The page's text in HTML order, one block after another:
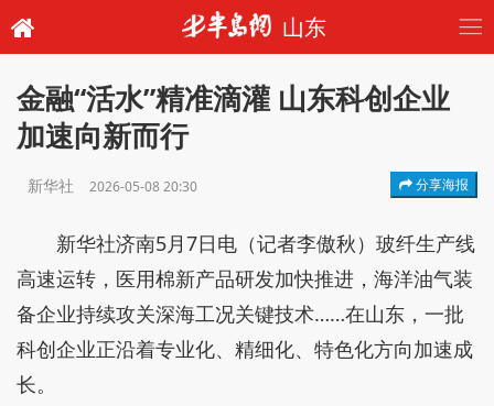
山东
金融“活水”精准滴灌 山东科创企业
加速向新而行
新华社 2026-05-08 20:30 分享海报
新华社济南5月7日电（记者李傲秋）玻纤生产线
高速运转，医用棉新产品研发加快推进，海洋油气装
备企业持续攻关深海工况关键技术……在山东，一批
科创企业正沿着专业化、精细化、特色化方向加速成
长。